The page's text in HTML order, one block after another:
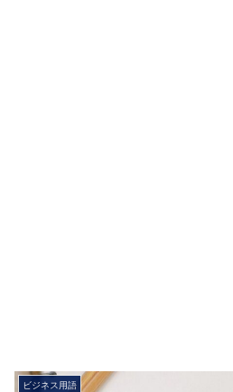
ビジネス用語